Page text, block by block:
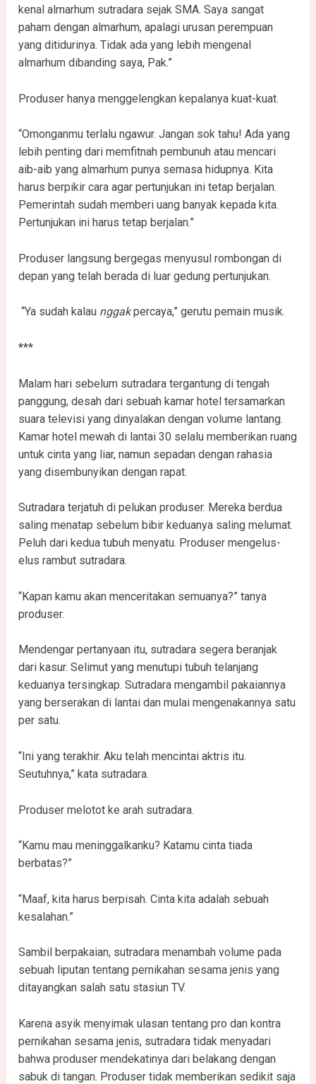
kenal almarhum sutradara sejak SMA. Saya sangat
paham dengan almarhum, apalagi urusan perempuan
yang ditidurinya. Tidak ada yang lebih mengenal
almarhum dibanding saya, Pak.”
Produser hanya menggelengkan kepalanya kuat-kuat.
“Omonganmu terlalu ngawur. Jangan sok tahu! Ada yang
lebih penting dari memfitnah pembunuh atau mencari
aib-aib yang almarhum punya semasa hidupnya. Kita
harus berpikir cara agar pertunjukan ini tetap berjalan.
Pemerintah sudah memberi uang banyak kepada kita.
Pertunjukan ini harus tetap berjalan.”
Produser langsung bergegas menyusul rombongan di
depan yang telah berada di luar gedung pertunjukan.
“Ya sudah kalau nggakpercaya,” gerutu pemain musik.
***
Malam hari sebelum sutradara tergantung di tengah
panggung, desah dari sebuah kamar hotel tersamarkan
suara televisi yang dinyalakan dengan volume lantang.
Kamar hotel mewah di lantai 30 selalu memberikan ruang
untuk cinta yang liar, namun sepadan dengan rahasia
yang disembunyikan dengan rapat.
Sutradara terjatuh di pelukan produser. Mereka berdua
saling menatap sebelum bibir keduanya saling melumat.
Peluh dari kedua tubuh menyatu. Produser mengelus-
elus rambut sutradara.
“Kapan kamu akan menceritakan semuanya?” tanya
produser.
Mendengar pertanyaan itu, sutradara segera beranjak
dari kasur. Selimut yang menutupi tubuh telanjang
keduanya tersingkap. Sutradara mengambil pakaiannya
yang berserakan di lantai dan mulai mengenakannya satu
per satu.
“Ini yang terakhir. Aku telah mencintai aktris itu.
Seutuhnya,” kata sutradara.
Produser melotot ke arah sutradara.
“Kamu mau meninggalkanku? Katamu cinta tiada
berbatas?”
“Maaf, kita harus berpisah. Cinta kita adalah sebuah
kesalahan.”
Sambil berpakaian, sutradara menambah volume pada
sebuah liputan tentang pernikahan sesama jenis yang
ditayangkan salah satu stasiun TV.
Karena asyik menyimak ulasan tentang pro dan kontra
pernikahan sesama jenis, sutradara tidak menyadari
bahwa produser mendekatinya dari belakang dengan
sabuk di tangan. Produser tidak memberikan sedikit saja